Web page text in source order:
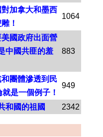
加拿大和墨西
！
1064
國政府出面營
中國共匪的羞
883
團體滲透到民
是一個例子！
949
和國的祖國 2342